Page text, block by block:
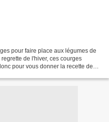
pour faire place aux légumes de
de l'hiver, ces courges
pour vous donner la recette de